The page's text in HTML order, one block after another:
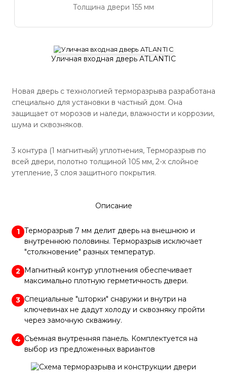
Толщина двери 155 мм
Уличная входная дверь ATLANTIC
Новая дверь с технологией терморазрыва разработана
специально для установки в частный дом. Она
защищает от морозов и наледи, влажности и коррозии,
шума и сквозняков.
3 контура (1 магнитный) уплотнения, Терморазрыв по
всей двери, полотно толщиной 105 мм, 2-х слойное
утепление, 3 слоя защитного покрытия.
Описание
1 Терморазрыв 7 мм делит дверь на внешнюю и
внутреннюю половины. Терморазрыв исключает
"столкновение" разных температур.
2 Магнитный контур уплотнения обеспечивает
максимально плотную герметичность двери.
3 Специальные "шторки" снаружи и внутри на
ключевинах не дадут холоду и сквозняку пройти
через замочную скважину.
4 Съемная внутренняя панель. Комплектуется на
выбор из предложенных вариантов